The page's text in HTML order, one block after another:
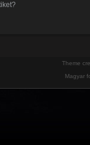
Theme
Magyar